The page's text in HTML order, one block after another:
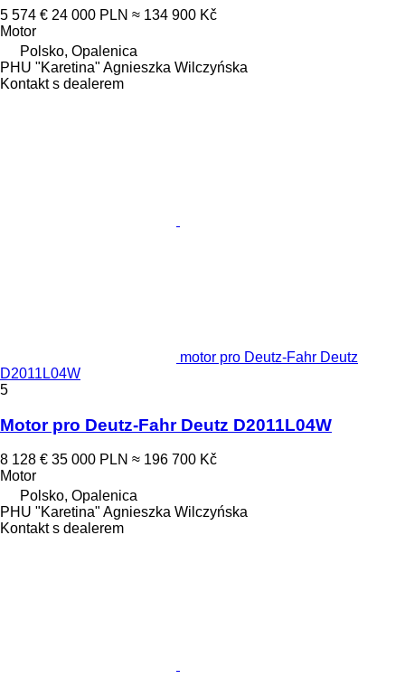
5 574 € 24 000 PLN ≈ 134 900 Kč
Motor
Polsko, Opalenica
PHU "Karetina" Agnieszka Wilczyńska
Kontakt s dealerem
motor pro Deutz-Fahr Deutz
D2011L04W
5
Motor pro Deutz-Fahr Deutz D2011L04W
8 128 € 35 000 PLN ≈ 196 700 Kč
Motor
Polsko, Opalenica
PHU "Karetina" Agnieszka Wilczyńska
Kontakt s dealerem